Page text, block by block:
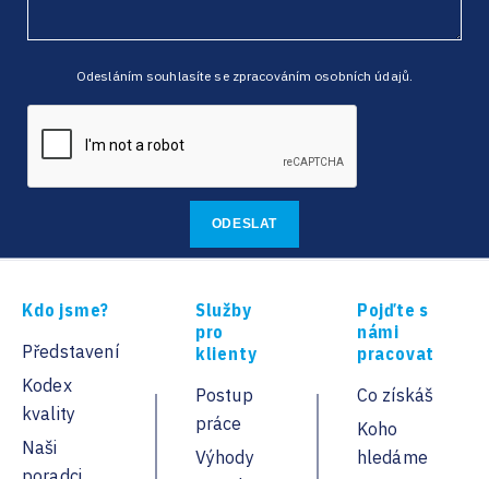
Odesláním souhlasíte se zpracováním osobních údajů.
Kdo jsme?
Představení
Kodex
kvality
Naši
Služby
pro
klienty
Postup
práce
Výhody
Pojďte s
námi
pracovat
Co získáš
Koho
hledáme